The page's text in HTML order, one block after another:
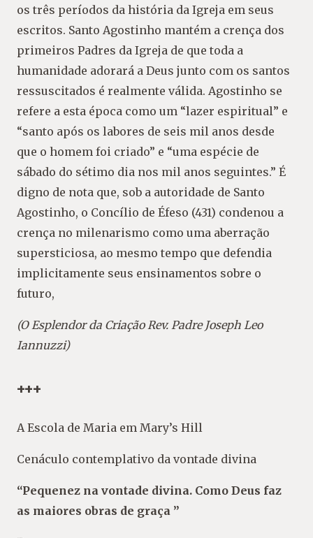
os três períodos da história da Igreja em seus
escritos. Santo Agostinho mantém a crença dos
primeiros Padres da Igreja de que toda a
humanidade adorará a Deus junto com os santos
ressuscitados é realmente válida. Agostinho se
refere a esta época como um “lazer espiritual” e
“santo após os labores de seis mil anos desde
que o homem foi criado” e “uma espécie de
sábado do sétimo dia nos mil anos seguintes.” É
digno de nota que, sob a autoridade de Santo
Agostinho, o Concílio de Éfeso (431) condenou a
crença no milenarismo como uma aberração
supersticiosa, ao mesmo tempo que defendia
implicitamente seus ensinamentos sobre o
futuro,
(O Esplendor da Criação Rev. Padre Joseph Leo
Iannuzzi)
+++
A Escola de Maria em Mary’s Hill
Cenáculo contemplativo da vontade divina
“Pequenez na vontade divina. Como Deus faz
as maiores obras de graça ”